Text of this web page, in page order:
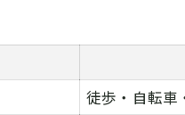
徒歩・自転車